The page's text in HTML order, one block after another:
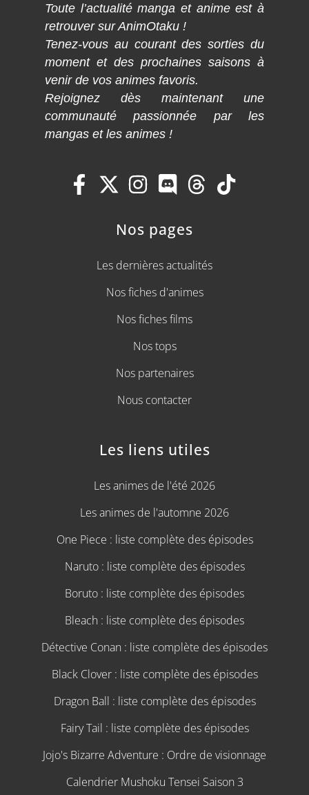
Toute l’actualité manga et anime est à
retrouver sur AnimOtaku !
Tenez-vous au courant des sorties du
moment et des prochaines saisons à
venir de vos animes favoris.
Rejoignez dès maintenant une
communauté passionnée par les
mangas et les animes !
Nos pages
Les dernières actualités
Nos fiches d'animes
Nos fiches films
Nos tops
Nos partenaires
Nous contacter
Les liens utiles
Les animes de l'été 2026
Les animes de l'automne 2026
One Piece : liste complète des épisodes
Naruto : liste complète des épisodes
Boruto : liste complète des épisodes
Bleach : liste complète des épisodes
Détective Conan : liste complète des épisodes
Black Clover : liste complète des épisodes
Dragon Ball : liste complète des épisodes
Fairy Tail : liste complète des épisodes
Jojo's Bizarre Adventure : Ordre de visionnage
Calendrier Mushoku Tensei Saison 3